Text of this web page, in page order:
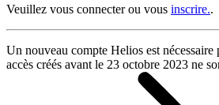
Veuillez vous connecter ou vous inscrire..
Un nouveau compte Helios est nécessaire
accès créés avant le 23 octobre 2023 ne